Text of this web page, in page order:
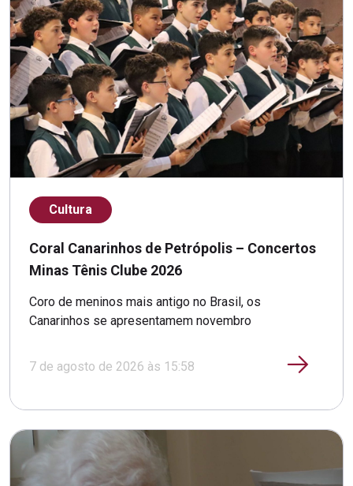
Cultura
Coral Canarinhos de Petrópolis – Concertos
Minas Tênis Clube 2026
Coro de meninos mais antigo no Brasil, os
Canarinhos se apresentamem novembro
7 de agosto de 2026 às 15:58